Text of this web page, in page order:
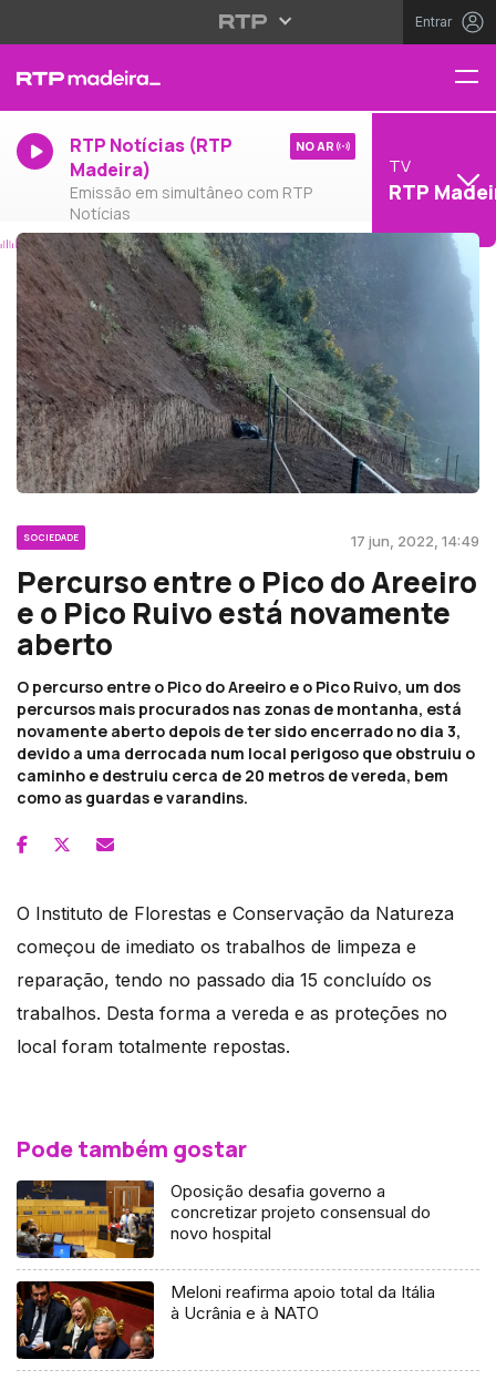
Entrar
RTP Notícias (RTP
Madeira)
Emissão em simultâneo com RTP
Notícias
NO AR
TV
RTP
SOCIEDADE 17 jun, 2022, 14:49
Percurso entre o Pico do Areeiro
e o Pico Ruivo está novamente
aberto
O percurso entre o Pico do Areeiro e o Pico Ruivo, um dos
percursos mais procurados nas zonas de montanha, está
novamente aberto depois de ter sido encerrado no dia 3,
devido a uma derrocada num local perigoso que obstruiu o
caminho e destruiu cerca de 20 metros de vereda, bem
como as guardas e varandins.
O Instituto de Florestas e Conservação da Natureza
começou de imediato os trabalhos de limpeza e
reparação, tendo no passado dia 15 concluído os
trabalhos. Desta forma a vereda e as proteções no
local foram totalmente repostas.
Pode também gostar
Oposição desafia governo a
concretizar projeto consensual do
novo hospital
Meloni reafirma apoio total da Itália
à Ucrânia e à NATO